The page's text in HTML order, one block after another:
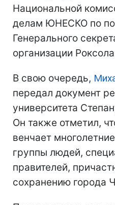
Национальной
делам ЮНЕСКО по
Генерального
организации
В свою очередь,
передал документ
университета
Он также отметил,
венчает
группы людей,
правителей,
сохранению города